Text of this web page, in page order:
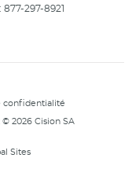
877-297-8921
confidentialité
2026 Cision SA
Sites